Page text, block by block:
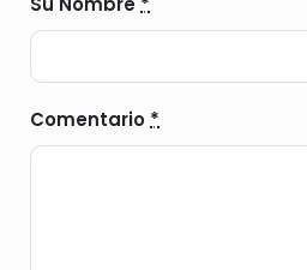
Comentario *